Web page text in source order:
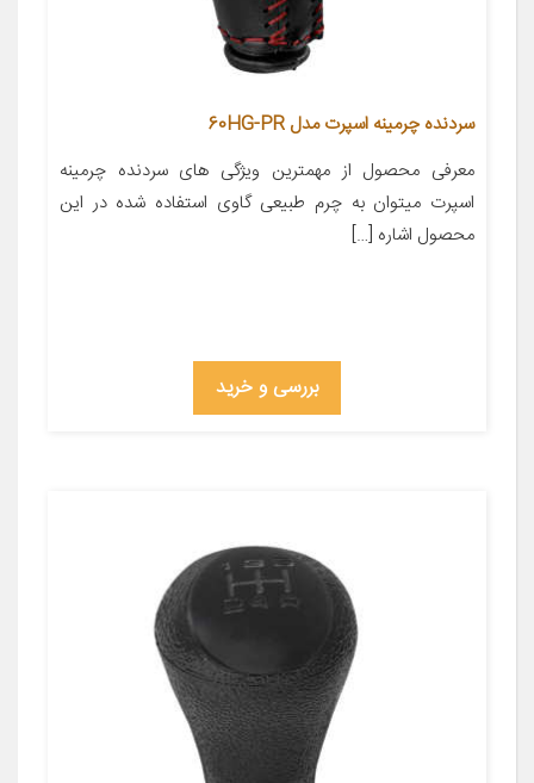
سردنده چرمینه اسپرت مدل 60HG-PR
معرفی محصول از مهمترین ویژگی های سردنده چرمینه
اسپرت میتوان به چرم طبیعی گاوی استفاده شده در این
محصول اشاره […]
بررسی و خرید